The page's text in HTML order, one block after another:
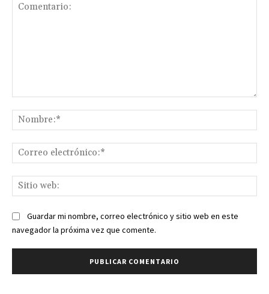
Guardar mi nombre, correo electrónico y sitio web en este
navegador la próxima vez que comente.